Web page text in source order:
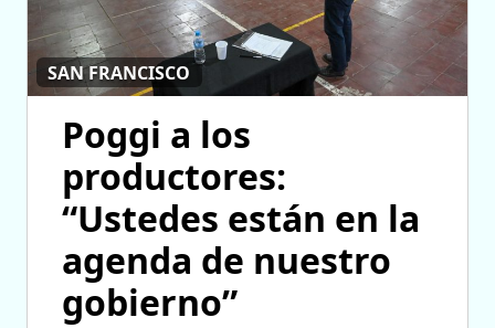
SAN FRANCISCO
Poggi a los
productores:
“Ustedes están en la
agenda de nuestro
gobierno”